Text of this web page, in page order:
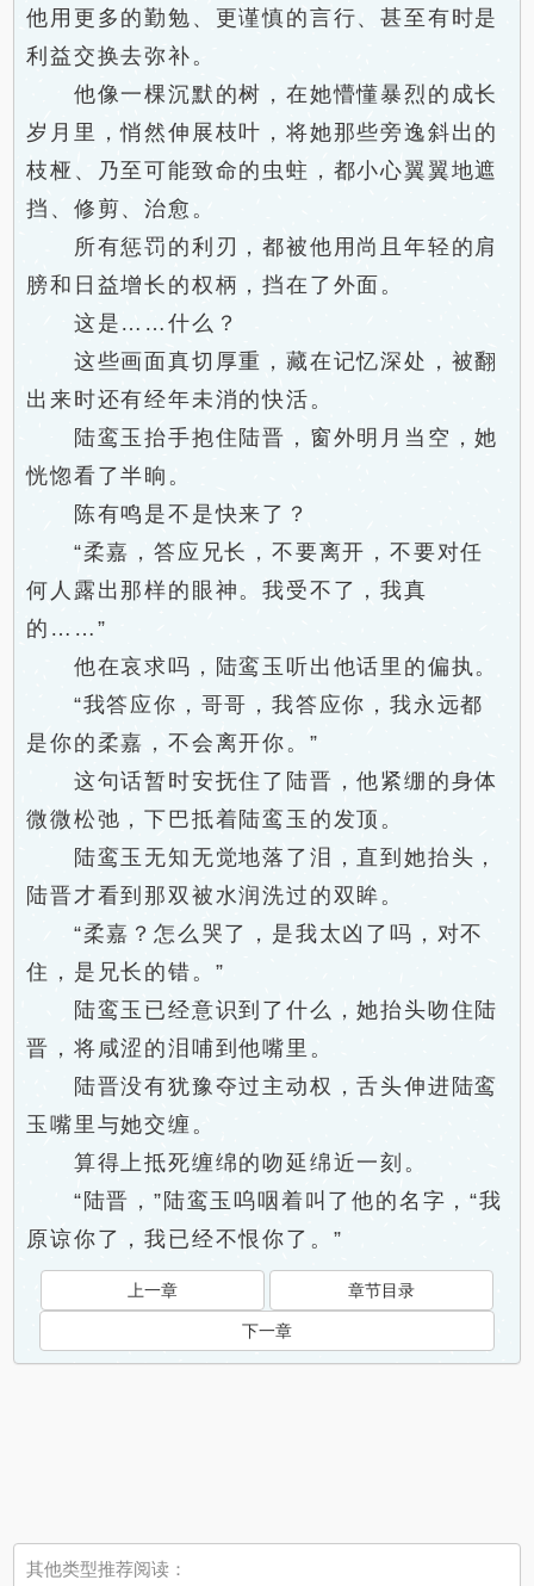
他用更多的勤勉、更谨慎的言行、甚至有时是
利益交换去弥补。
他像一棵沉默的树，在她懵懂暴烈的成长
岁月里，悄然伸展枝叶，将她那些旁逸斜出的
枝桠、乃至可能致命的虫蛀，都小心翼翼地遮
挡、修剪、治愈。
所有惩罚的利刃，都被他用尚且年轻的肩
膀和日益增长的权柄，挡在了外面。
这是……什么？
这些画面真切厚重，藏在记忆深处，被翻
出来时还有经年未消的快活。
陆鸾玉抬手抱住陆晋，窗外明月当空，她
恍惚看了半晌。
陈有鸣是不是快来了？
“柔嘉，答应兄长，不要离开，不要对任
何人露出那样的眼神。我受不了，我真
的……”
他在哀求吗，陆鸾玉听出他话里的偏执。
“我答应你，哥哥，我答应你，我永远都
是你的柔嘉，不会离开你。”
这句话暂时安抚住了陆晋，他紧绷的身体
微微松弛，下巴抵着陆鸾玉的发顶。
陆鸾玉无知无觉地落了泪，直到她抬头，
陆晋才看到那双被水润洗过的双眸。
“柔嘉？怎么哭了，是我太凶了吗，对不
住，是兄长的错。”
陆鸾玉已经意识到了什么，她抬头吻住陆
晋，将咸涩的泪哺到他嘴里。
陆晋没有犹豫夺过主动权，舌头伸进陆鸾
玉嘴里与她交缠。
算得上抵死缠绵的吻延绵近一刻。
“陆晋，”陆鸾玉呜咽着叫了他的名字，“我
原谅你了，我已经不恨你了。”
上一章 章节目录
下一章
其他类型推荐阅读：